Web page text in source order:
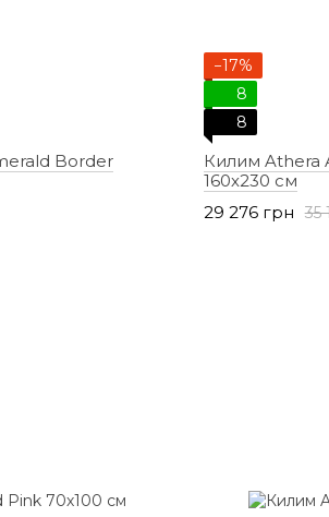
Border
−17%
8
8
Килим Athera
160х230 см
35
29 276 грн